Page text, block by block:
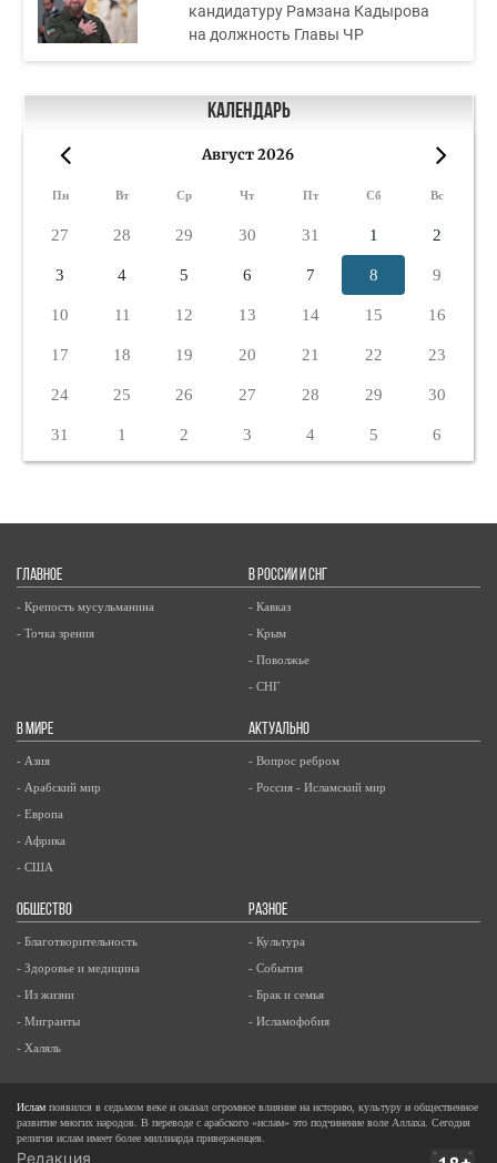
кандидатуру Рамзана Кадырова
на должность Главы ЧР
Календарь
Август 2026
Пн Вт Ср Чт Пт Сб Вс
27 28 29 30 31 1 2
3 4 5 6 7 8 9
10 11 12 13 14 15 16
17 18 19 20 21 22 23
24 25 26 27 28 29 30
31 1 2 3 4 5 6
ГЛАВНОЕ
- Крепость мусульманина
- Точка зрения
В РОССИИ И СНГ
- Кавказ
- Крым
- Поволжье
- СНГ
В МИРЕ
- Азия
- Арабский мир
- Европа
- Африка
- США
АКТУАЛЬНО
- Вопрос ребром
- Россия - Исламский мир
ОБЩЕСТВО
- Благотворительность
- Здоровье и медицина
- Из жизни
- Мигранты
- Халяль
РАЗНОЕ
- Культура
- События
- Брак и семья
- Исламофобия
Ислам появился в седьмом веке и оказал огромное влияние на историю, культуру и общественное
развитие многих народов. В переводе с арабского «ислам» это подчинение воле Аллаха. Сегодня
религия ислам имеет более миллиарда приверженцев.
Редакция